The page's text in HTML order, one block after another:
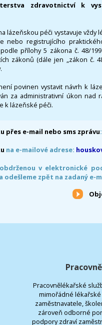
zdravotnictví k
lázeňskou péči vystavuje
nebo registrujícího
přílohy 5 zákona č. 48/
zákonů (dále jen „zákon č.
povinen vystavit návrh k
za administrativní úkon nad
k lázeňské péči.
přes e-mail nebo sms zprávu:
na e-mailové adrese:
v elektronické
odešleme zpět na zadaný
Pracovnělékařské
mimořádné
zaměstnavatele,
zároveň odborné
podpory zdraví